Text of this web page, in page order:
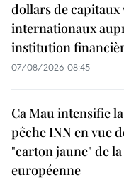
dollars de capitaux
internationaux
institution
07/08/2026 08:45
Ca Mau intensifie
pêche INN en vue
"carton jaune" de
européenne